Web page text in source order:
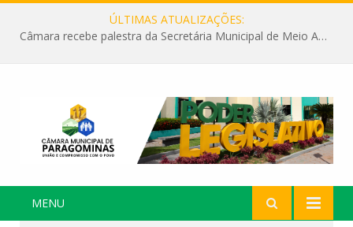
ÚLTIMAS ATUALIZAÇÕES:
Câmara recebe palestra da Secretária Municipal de Meio Ambiente sobre as ações da “SEMANA DO MEIO AMBIENTE”
MENU